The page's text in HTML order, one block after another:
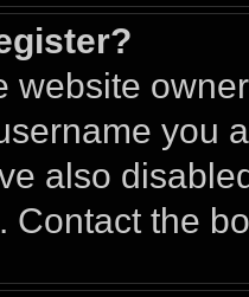
website
you
also
Contact the